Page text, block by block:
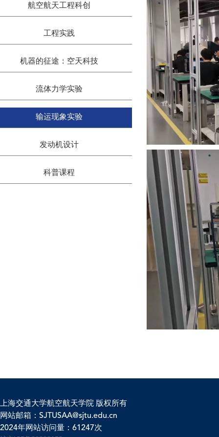
航空航天工程科创
工程实践
机器的征途：空天科技
流体力学实验
输运现象实验
发动机设计
科普课程
上海交通大学航空航天学院 版权所有
网站邮箱：SJTUSAA@sjtu.edu.cn
2024年网站访问量：61247次